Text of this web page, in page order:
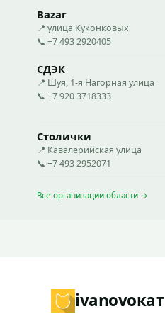
Bazar
📍 улица Куконковых
📞 +7 493 2920405
СДЭК
📍 Шуя, 1-я Нагорная улица
📞 +7 920 3718333
Столички
📍 Кавалерийская улица
📞 +7 493 2952071
Все организации области →
ivanovoкат